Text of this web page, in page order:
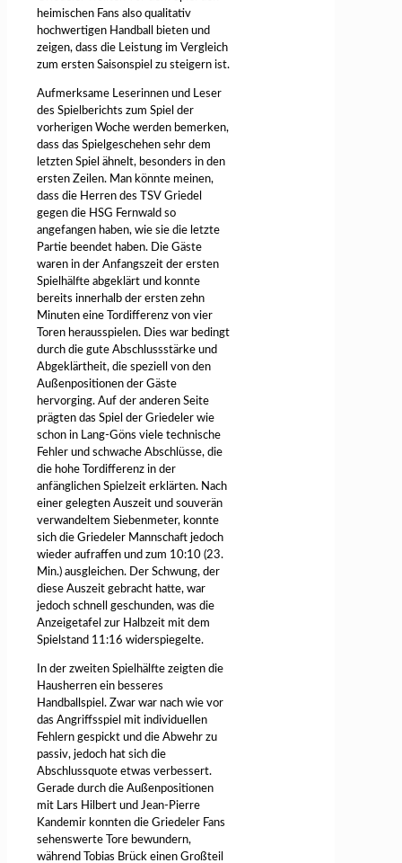
heimischen Fans also qualitativ
hochwertigen Handball bieten und
zeigen, dass die Leistung im Vergleich
zum ersten Saisonspiel zu steigern ist.
Aufmerksame Leserinnen und Leser
des Spielberichts zum Spiel der
vorherigen Woche werden bemerken,
dass das Spielgeschehen sehr dem
letzten Spiel ähnelt, besonders in den
ersten Zeilen. Man könnte meinen,
dass die Herren des TSV Griedel
gegen die HSG Fernwald so
angefangen haben, wie sie die letzte
Partie beendet haben. Die Gäste
waren in der Anfangszeit der ersten
Spielhälfte abgeklärt und konnte
bereits innerhalb der ersten zehn
Minuten eine Tordifferenz von vier
Toren herausspielen. Dies war bedingt
durch die gute Abschlussstärke und
Abgeklärtheit, die speziell von den
Außenpositionen der Gäste
hervorging. Auf der anderen Seite
prägten das Spiel der Griedeler wie
schon in Lang-Göns viele technische
Fehler und schwache Abschlüsse, die
die hohe Tordifferenz in der
anfänglichen Spielzeit erklärten. Nach
einer gelegten Auszeit und souverän
verwandeltem Siebenmeter, konnte
sich die Griedeler Mannschaft jedoch
wieder aufraffen und zum 10:10 (23.
Min.) ausgleichen. Der Schwung, der
diese Auszeit gebracht hatte, war
jedoch schnell geschunden, was die
Anzeigetafel zur Halbzeit mit dem
Spielstand 11:16 widerspiegelte.
In der zweiten Spielhälfte zeigten die
Hausherren ein besseres
Handballspiel. Zwar war nach wie vor
das Angriffsspiel mit individuellen
Fehlern gespickt und die Abwehr zu
passiv, jedoch hat sich die
Abschlussquote etwas verbessert.
Gerade durch die Außenpositionen
mit Lars Hilbert und Jean-Pierre
Kandemir konnten die Griedeler Fans
sehenswerte Tore bewundern,
während Tobias Brück einen Großteil